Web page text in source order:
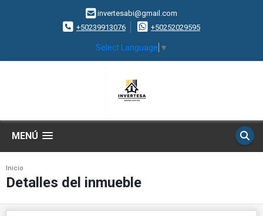
invertesabi@gmail.com
+50239913076
+50252029595
Select Language ▼
MENÚ
Inicio
Detalles del inmueble